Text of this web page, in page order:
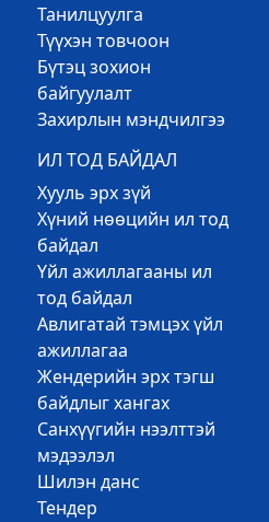
Танилцуулга
Түүхэн товчоон
Бүтэц зохион
байгуулалт
Захирлын мэндчилгээ
ИЛ ТОД БАЙДАЛ
Хууль эрх зүй
Хүний нөөцийн ил тод
байдал
Үйл ажиллагааны ил
тод байдал
Авлигатай тэмцэх үйл
ажиллагаа
Жендерийн эрх тэгш
байдлыг хангах
Санхүүгийн нээлттэй
мэдээлэл
Шилэн данс
Тендер